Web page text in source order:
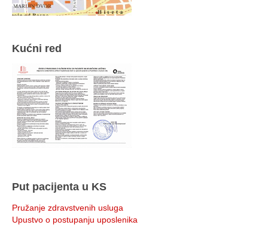
Kućni red
Put pacijenta u KS
Pružanje zdravstvenih usluga
Upustvo o postupanju uposlenika